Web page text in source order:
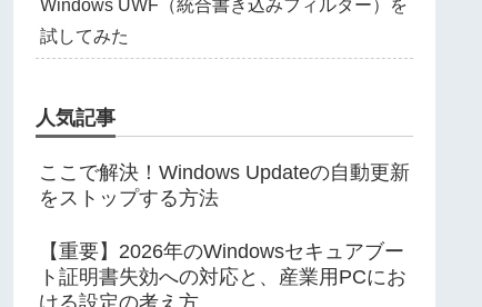
Windows UWF（統合書き込みフィルター）を
試してみた
人気記事
ここで解決！Windows Updateの自動更新
をストップする方法
【重要】2026年のWindowsセキュアブー
ト証明書失効への対応と、産業用PCにお